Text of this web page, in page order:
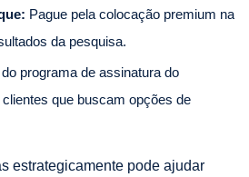
Pague pela colocação premium na
da pesquisa.
programa de assinatura do
que buscam opções de
estrategicamente pode ajudar